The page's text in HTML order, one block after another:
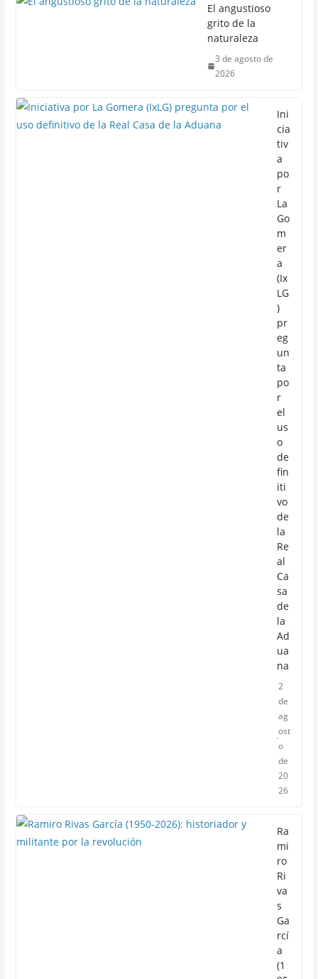
El angustioso
grito de la
naturaleza
3 de agosto de
2026
Ini
cia
tiv
a
po
r
La
Go
m
er
a
(Ix
LG
)
pr
eg
un
ta
po
r
el
us
o
de
fin
iti
vo
de
la
Re
al
Ca
sa
de
la
Ad
ua
na
2
de
ag
ost
o
de
20
26
Ra
mi
ro
Ri
va
s
Ga
rcí
a
(1